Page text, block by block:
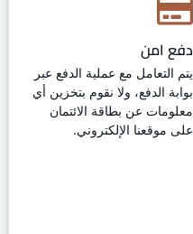
دفع امن
يتم التعامل مع عملية الدفع عبر
بوابة الدفع، ولا نقوم بتخزين أي
معلومات عن بطاقة الائتمان
على موقعنا الإلكتروني.